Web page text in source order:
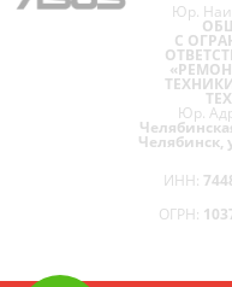
Юр.
С
Юр.
Челябинск,
ИНН:
ОГРН: